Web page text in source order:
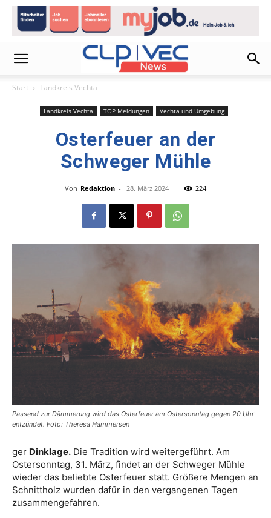
Start Landkreis Vechta
Landkreis Vechta TOP Meldungen Vechta und Umgebung
Osterfeuer an der
Schweger Mühle
Von Redaktion - 28. März 2024 224
Passend zur Dämmerung wird das Osterfeuer am Ostersonntag gegen 20 Uhr
entzündet. Foto: Theresa Hammersen
ger Dinklage. Die Tradition wird weitergeführt. Am
Ostersonntag, 31. März, findet an der Schweger Mühle
wieder das beliebte Osterfeuer statt. Größere Mengen an
Schnittholz wurden dafür in den vergangenen Tagen
zusammengefahren.